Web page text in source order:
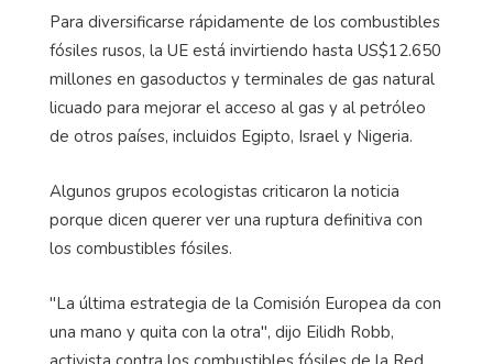
Para diversificarse rápidamente de los combustibles
fósiles rusos, la UE está invirtiendo hasta US$12.650
millones en gasoductos y terminales de gas natural
licuado para mejorar el acceso al gas y al petróleo
de otros países, incluidos Egipto, Israel y Nigeria.
Algunos grupos ecologistas criticaron la noticia
porque dicen querer ver una ruptura definitiva con
los combustibles fósiles.
"La última estrategia de la Comisión Europea da con
una mano y quita con la otra", dijo Eilidh Robb,